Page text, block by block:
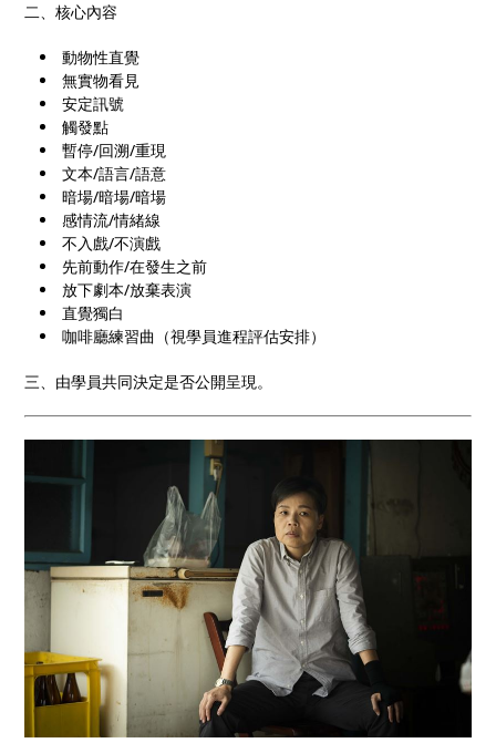
二、核心內容
動物性直覺
無實物看見
安定訊號
觸發點
暫停/回溯/重現
文本/語言/語意
暗場/暗場/暗場
感情流/情緒線
不入戲/不演戲
先前動作/在發生之前
放下劇本/放棄表演
直覺獨白
咖啡廳練習曲（視學員進程評估安排）
三、由學員共同決定是否公開呈現。